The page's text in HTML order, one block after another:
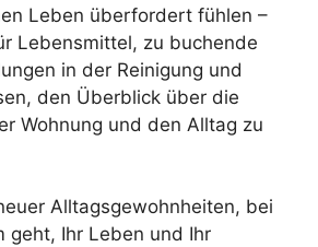
Leben überfordert fühlen –
Lebensmittel, zu buchende
in der Reinigung und
den Überblick über die
Wohnung und den Alltag zu
Alltagsgewohnheiten, bei
geht, Ihr Leben und Ihr